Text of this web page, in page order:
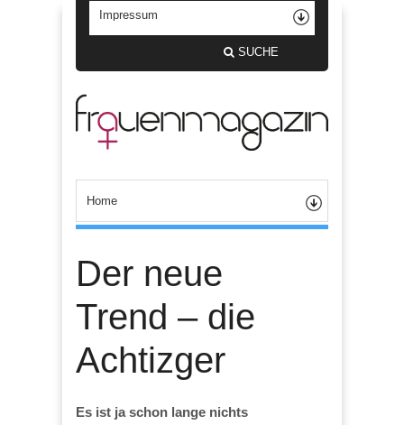
SUCHE
Der neue
Trend – die
Achtizger
Es ist ja schon lange nichts